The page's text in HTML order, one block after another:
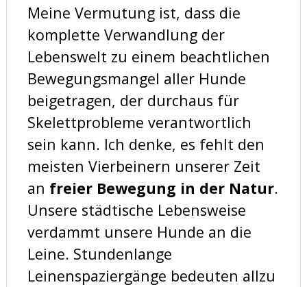
Meine Vermutung ist, dass die
komplette Verwandlung der
Lebenswelt zu einem beachtlichen
Bewegungsmangel aller Hunde
beigetragen, der durchaus für
Skelettprobleme verantwortlich
sein kann. Ich denke, es fehlt den
meisten Vierbeinern unserer Zeit
an freier Bewegung in der Natur.
Unsere städtische Lebensweise
verdammt unsere Hunde an die
Leine. Stundenlange
Leinenspaziergänge bedeuten allzu